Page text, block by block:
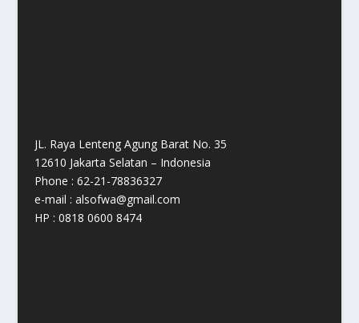
JL. Raya Lenteng Agung Barat No. 35
12610 Jakarta Selatan – Indonesia
Phone : 62-21-78836327
e-mail : alsofwa@gmail.com
HP : 0818 0600 8474